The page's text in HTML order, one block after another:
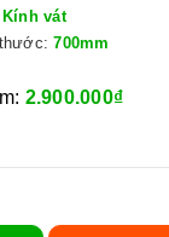
Kính vát
700mm
2.900.000₫